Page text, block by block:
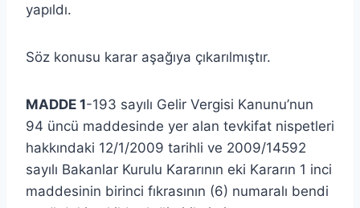
yapıldı.
Söz konusu karar aşağıya çıkarılmıştır.
MADDE 1-193 sayılı Gelir Vergisi Kanunu’nun
94 üncü maddesinde yer alan tevkifat nispetleri
hakkındaki 12/1/2009 tarihli ve 2009/14592
sayılı Bakanlar Kurulu Kararının eki Kararın 1 inci
maddesinin birinci fıkrasının (6) numaralı bendi